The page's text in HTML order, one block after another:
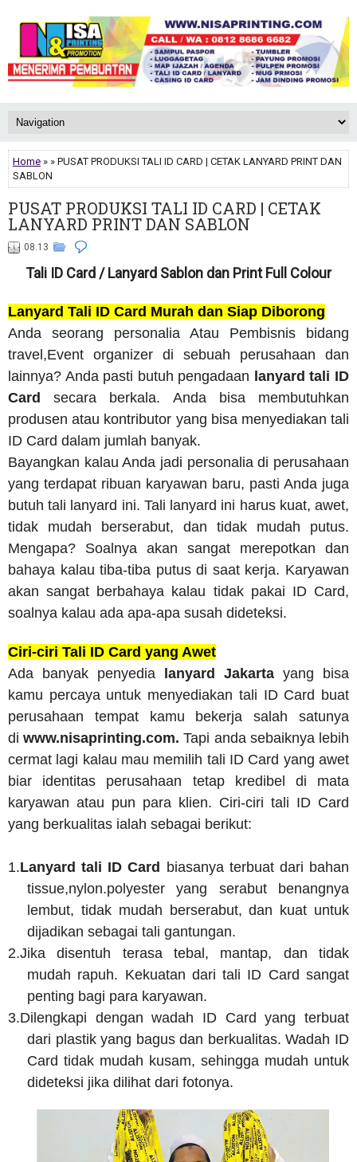
Home » » PUSAT PRODUKSI TALI ID CARD | CETAK LANYARD PRINT DAN
SABLON
PUSAT PRODUKSI TALI ID CARD | CETAK
LANYARD PRINT DAN SABLON
08.13
Tali ID Card / Lanyard Sablon dan Print Full Colour
Lanyard Tali ID Card Murah dan Siap Diborong
Anda seorang personalia Atau Pembisnis bidang
travel,Event organizer di sebuah perusahaan dan
lainnya? Anda pasti butuh pengadaan lanyard tali ID
Cardsecara berkala. Anda bisa membutuhkan
produsen atau kontributor yang bisa menyediakan tali
ID Card dalam jumlah banyak.
Bayangkan kalau Anda jadi personalia di perusahaan
yang terdapat ribuan karyawan baru, pasti Anda juga
butuh tali lanyard ini. Tali lanyard ini harus kuat, awet,
tidak mudah berserabut, dan tidak mudah putus.
Mengapa? Soalnya akan sangat merepotkan dan
bahaya kalau tiba-tiba putus di saat kerja. Karyawan
akan sangat berbahaya kalau tidak pakai ID Card,
soalnya kalau ada apa-apa susah dideteksi.
Ciri-ciri Tali ID Card yang Awet
Ada banyak penyedia
lanyard Jakarta yang bisa
kamu percaya untuk menyediakan tali ID Card buat
perusahaan tempat kamu bekerja salah satunya
di www.nisaprinting.com. Tapi anda sebaiknya lebih
cermat lagi kalau mau memilih tali ID Card yang awet
biar identitas perusahaan tetap kredibel di mata
karyawan atau pun para klien. Ciri-ciri tali ID Card
yang berkualitas ialah sebagai berikut:
1.Lanyard tali ID Card
biasanya terbuat dari bahan
tissue,nylon.polyester yang serabut benangnya
lembut, tidak mudah berserabut, dan kuat untuk
dijadikan sebagai tali gantungan.
2.Jika disentuh terasa tebal, mantap, dan tidak
mudah rapuh. Kekuatan dari tali ID Card sangat
penting bagi para karyawan.
3.Dilengkapi dengan wadah ID Card yang terbuat
dari plastik yang bagus dan berkualitas. Wadah ID
Card tidak mudah kusam, sehingga mudah untuk
dideteksi jika dilihat dari fotonya.